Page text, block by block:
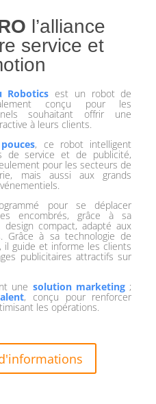
l’alliance
service et
Robotics est un robot de
conçu pour les
souhaitant offrir une
à leurs clients.
, ce robot intelligent
de service et de publicité,
pour les secteurs de
mais aussi aux grands
pour se déplacer
encombrés, grâce à sa
compact, adapté aux
Grâce à sa technologie de
il guide et informe les clients
publicitaires attractifs sur
une solution marketing ;
, conçu pour renforcer
les opérations.